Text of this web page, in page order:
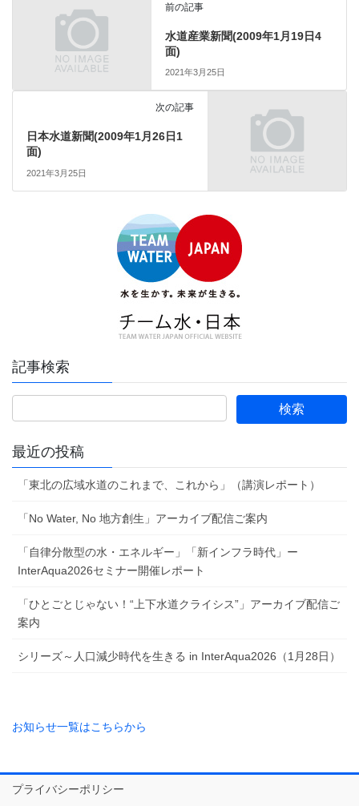
前の記事
水道産業新聞(2009年1月19日4
面)
2021年3月25日
次の記事
日本水道新聞(2009年1月26日1
面)
2021年3月25日
記事検索
最近の投稿
「東北の広域水道のこれまで、これから」（講演レポート）
「No Water, No 地方創生」アーカイブ配信ご案内
「自律分散型の水・エネルギー」「新インフラ時代」ー
InterAqua2026セミナー開催レポート
「ひとごとじゃない！“上下水道クライシス”」アーカイブ配信ご
案内
シリーズ～人口減少時代を生きる in InterAqua2026（1月28日）
お知らせ一覧はこちらから
プライバシーポリシー